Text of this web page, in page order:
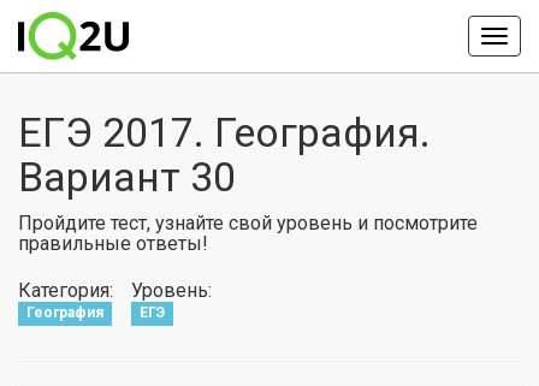
ЕГЭ 2017. География.
Вариант 30
Пройдите тест, узнайте свой уровень и посмотрите
правильные ответы!
Категория:
География
Уровень:
ЕГЭ